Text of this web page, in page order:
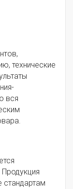
технические
вся
стандартам